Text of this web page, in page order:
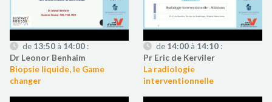
de 13:50 à 14:00 :
Dr Leonor Benhaim
Biopsie liquide, le Game
changer
de 14:00 à 14:10 :
Pr Eric de Kerviler
La radiologie
interventionnelle